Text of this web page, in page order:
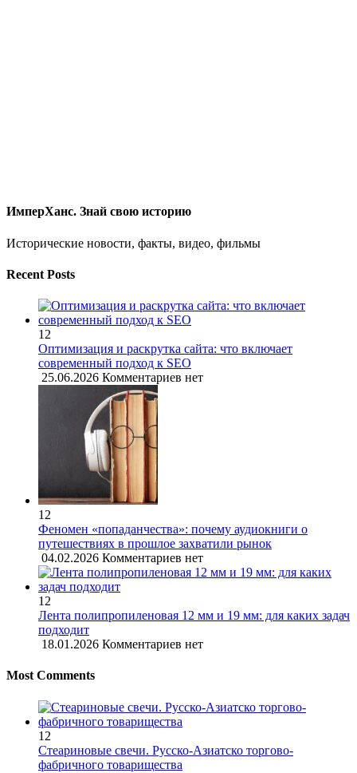
ИмперХанс. Знай свою историю
Исторические новости, факты, видео, фильмы
Recent Posts
12
Оптимизация и раскрутка сайта: что включает
современный подход к SEO
25.06.2026 Комментариев нет
12
Феномен «попаданчества»: почему аудиокниги о
путешествиях в прошлое захватили рынок
04.02.2026 Комментариев нет
12
Лента полипропиленовая 12 мм и 19 мм: для каких задач
подходит
18.01.2026 Комментариев нет
Most Comments
12
Стеариновые свечи. Русско-Азиатско торгово-
фабричного товарищества